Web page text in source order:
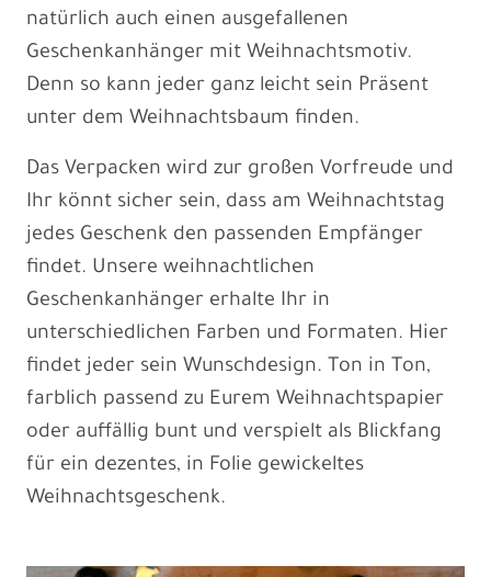
natürlich auch einen ausgefallenen
Geschenkanhänger mit Weihnachtsmotiv.
Denn so kann jeder ganz leicht sein Präsent
unter dem Weihnachtsbaum finden.
Das Verpacken wird zur großen Vorfreude und
Ihr könnt sicher sein, dass am Weihnachtstag
jedes Geschenk den passenden Empfänger
findet. Unsere weihnachtlichen
Geschenkanhänger erhalte Ihr in
unterschiedlichen Farben und Formaten. Hier
findet jeder sein Wunschdesign. Ton in Ton,
farblich passend zu Eurem Weihnachtspapier
oder auffällig bunt und verspielt als Blickfang
für ein dezentes, in Folie gewickeltes
Weihnachtsgeschenk.